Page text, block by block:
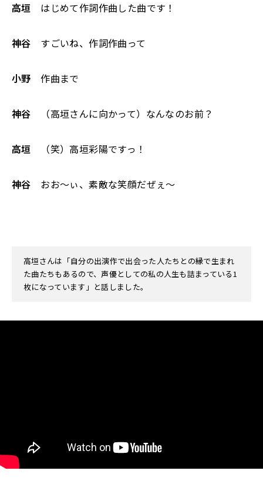
高垣 はじめて作詞作曲した曲です！
神谷 すごいね、作詞作曲って
小野 作曲まで
神谷 （高垣さんに向かって）なんなのお前？
高垣 （笑）高垣彩陽ですっ！
神谷 おお〜ぃ、素敵な笑顔だぜぇ〜
高垣さんは「自分の出演作で出会った人たちとの縁で生まれ
た曲たちもあるので、声優としての私の人生も詰まっている1
枚になっています」と話しました。